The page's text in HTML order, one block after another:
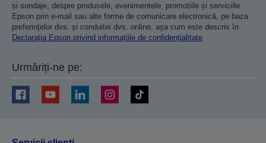
și sondaje, despre produsele, evenimentele, promoțiile și serviciile
Epson prin e-mail sau alte forme de comunicare electronică, pe baza
preferințelor dvs. și conduitei dvs. online, așa cum este descris în
Declarația Epson privind informațiile de confidențialitate
Urmăriți-ne pe: